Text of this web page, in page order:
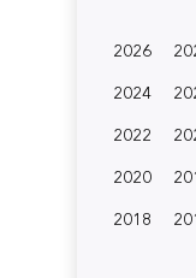
2026
2024
2022
2020
2018